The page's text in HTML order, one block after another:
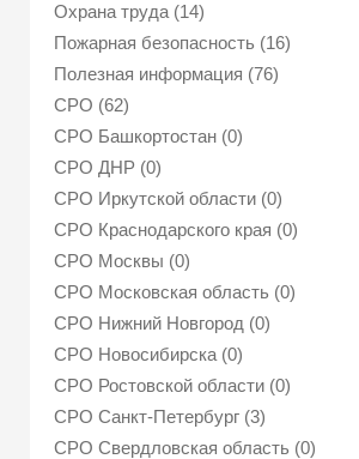
Охрана труда (14)
Пожарная безопасность (16)
Полезная информация (76)
СРО (62)
СРО Башкортостан (0)
СРО ДНР (0)
СРО Иркутской области (0)
СРО Краснодарского края (0)
СРО Москвы (0)
СРО Московская область (0)
СРО Нижний Новгород (0)
СРО Новосибирска (0)
СРО Ростовской области (0)
СРО Санкт-Петербург (3)
СРО Свердловская область (0)